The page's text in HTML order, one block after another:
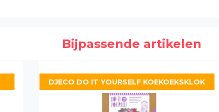
Bijpassende artikelen
DJECO DO IT YOURSELF KOEKOEKSKLOK